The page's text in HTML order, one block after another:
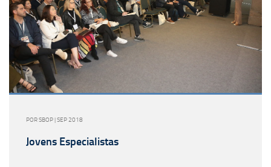
POR SBOP | SEP 2018
Jovens Especialistas